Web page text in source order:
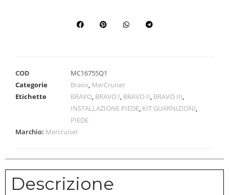
COD
MC16755Q1
Categorie
Bravo, MerCruiser
Etichette
BRAVO, BRAVO I, BRAVO II, BRAVO III,
INSTALLAZIONE PIEDE, KIT GUARNIZIONI,
PIEDE
Marchio: Mercruiser
Descrizione